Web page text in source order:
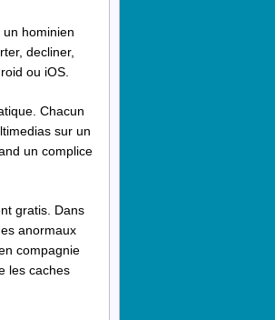
hominien
decliner,
ou iOS.
Chacun
sur un
un complice
gratis. Dans
anormaux
compagnie
les caches